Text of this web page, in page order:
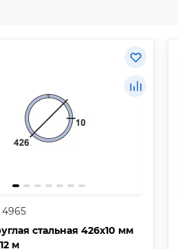
стальная 426х10 мм
м